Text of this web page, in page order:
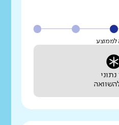
לממוצע
נתוני